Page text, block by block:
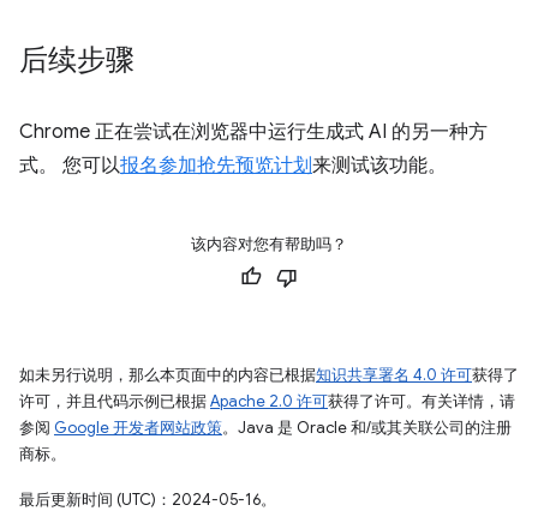
后续步骤
Chrome 正在尝试在浏览器中运行生成式 AI 的另一种方
式。 您可以报名参加抢先预览计划来测试该功能。
该内容对您有帮助吗？
如未另行说明，那么本页面中的内容已根据知识共享署名 4.0 许可获得了
许可，并且代码示例已根据Apache 2.0 许可获得了许可。有关详情，请
参阅 Google 开发者网站政策。Java 是 Oracle 和/或其关联公司的注册
商标。
最后更新时间 (UTC)：2024-05-16。